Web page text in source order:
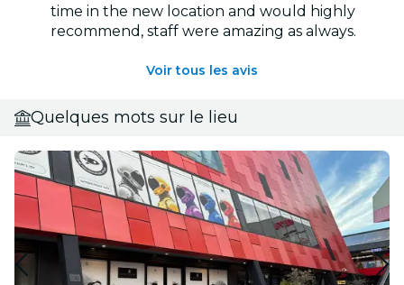
time in the new location and would highly
recommend, staff were amazing as always.
Voir tous les avis
Quelques mots sur le lieu